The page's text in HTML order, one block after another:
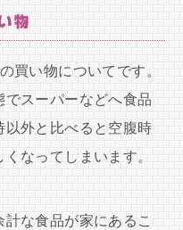
物
買い物についてです。
スーパーなどへ食品
以外と比べると空腹時
なってしまいます。
な食品が家にあるこ